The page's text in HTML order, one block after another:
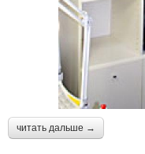
читать дальше →